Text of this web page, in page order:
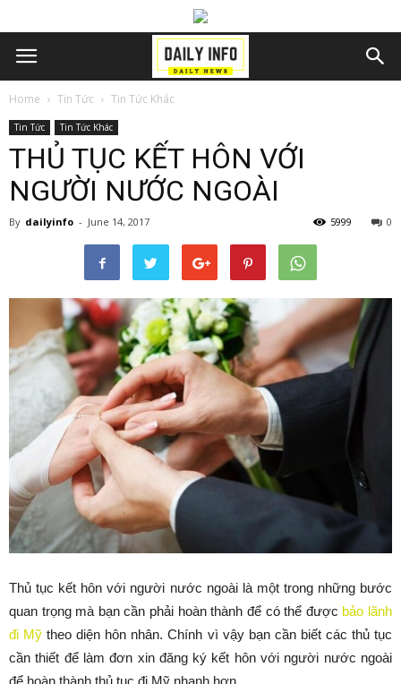
Home Tin Tức Tin Tức Khác
Tin Tức Tin Tức Khác
THỦ TỤC KẾT HÔN VỚI
NGƯỜI NƯỚC NGOÀI
By dailyinfo - June 14, 2017 0
5999
Thủ tục kết hôn với người nước ngoài là một trong những bước
quan trọng mà bạn cần phải hoàn thành để có thể được bảo lãnh
đi Mỹ theo diện hôn nhân. Chính vì vậy bạn cần biết các thủ tục
cần thiết để làm đơn xin đăng ký kết hôn với người nước ngoài